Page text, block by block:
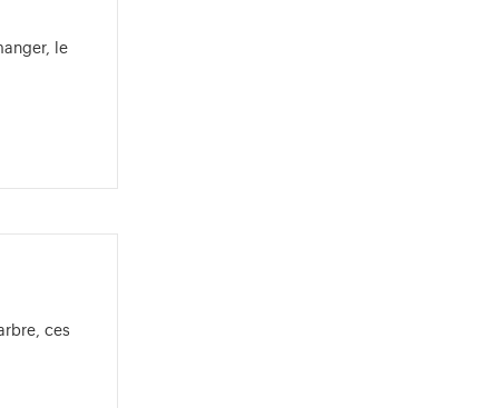
le
les conditions de gratuités.
ces